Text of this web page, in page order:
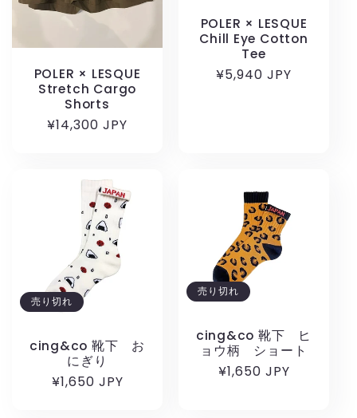
POLER × LESQUE
Stretch Cargo
Shorts
通
¥14,300 JPY
POLER × LESQUE
Chill Eye Cotton
Tee
通
¥5,940 JPY
売り切れ
cing&co 靴下 お
にぎり
通
¥1,650 JPY
売り切れ
cing&co 靴下 ヒ
ョウ柄 ショート
通
¥1,650 JPY